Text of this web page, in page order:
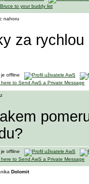
za rychlou
Dolomit